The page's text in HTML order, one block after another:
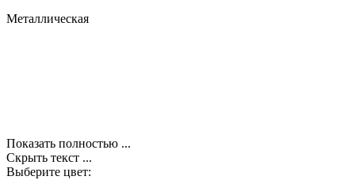
Металлическая
Показать полностью ...
Скрыть текст ...
Выберите цвет: